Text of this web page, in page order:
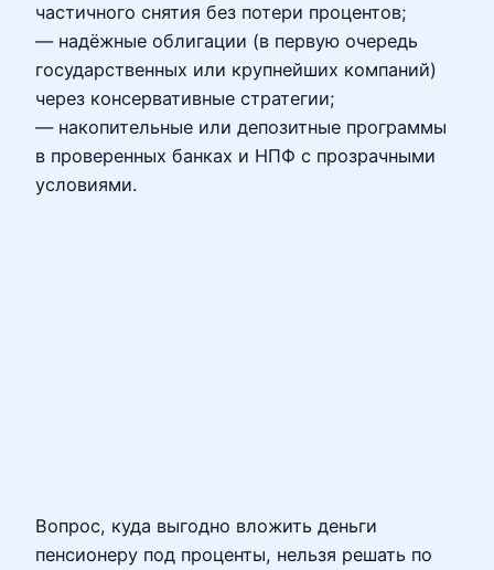
частичного снятия без потери процентов;
— надёжные облигации (в первую очередь
государственных или крупнейших компаний)
через консервативные стратегии;
— накопительные или депозитные программы
в проверенных банках и НПФ с прозрачными
условиями.
Вопрос, куда выгодно вложить деньги
пенсионеру под проценты, нельзя решать по